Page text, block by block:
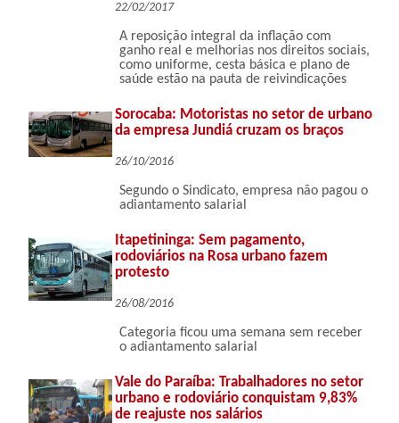
22/02/2017
A reposição integral da inflação com
ganho real e melhorias nos direitos sociais,
como uniforme, cesta básica e plano de
saúde estão na pauta de reivindicações
Sorocaba: Motoristas no setor de urbano
da empresa Jundiá cruzam os braços
26/10/2016
Segundo o Sindicato, empresa não pagou o
adiantamento salarial
Itapetininga: Sem pagamento,
rodoviários na Rosa urbano fazem
protesto
26/08/2016
Categoria ficou uma semana sem receber
o adiantamento salarial
Vale do Paraíba: Trabalhadores no setor
urbano e rodoviário conquistam 9,83%
de reajuste nos salários